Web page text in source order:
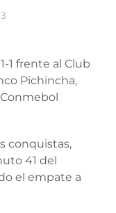
1 frente al Club
Pichincha,
conquistas,
41 del
el empate a